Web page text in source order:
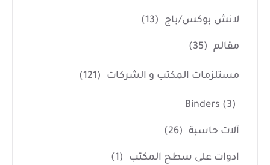
لانش بوكس/باج (13)
مقالم (35)
مستلزمات المكتب و الشركات (121)
Binders (3)
آلات حاسبة (26)
ادوات على سطح المكتب (1)